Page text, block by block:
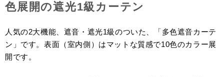
色展開の遮光1級カーテン
人気の2大機能、遮音・遮光1級のついた、「多色遮音カーテ
ン」です。表面（室内側）はマットな質感で10色のカラー展
開です。